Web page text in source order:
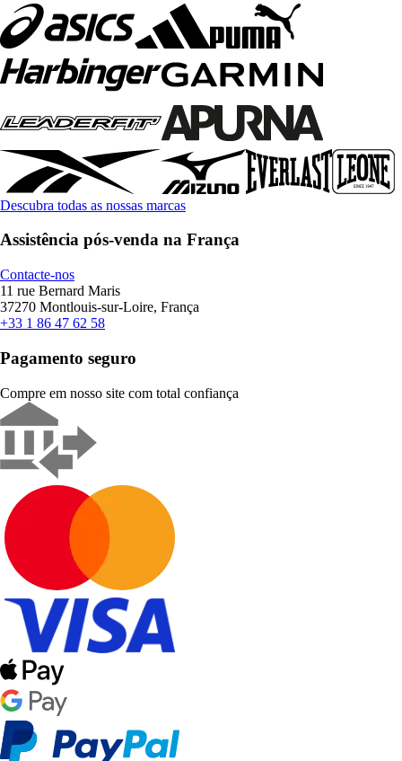
Descubra todas as nossas marcas
Assistência pós-venda na França
Contacte-nos
11 rue Bernard Maris
37270 Montlouis-sur-Loire, França
+33 1 86 47 62 58
Pagamento seguro
Compre em nosso site com total confiança